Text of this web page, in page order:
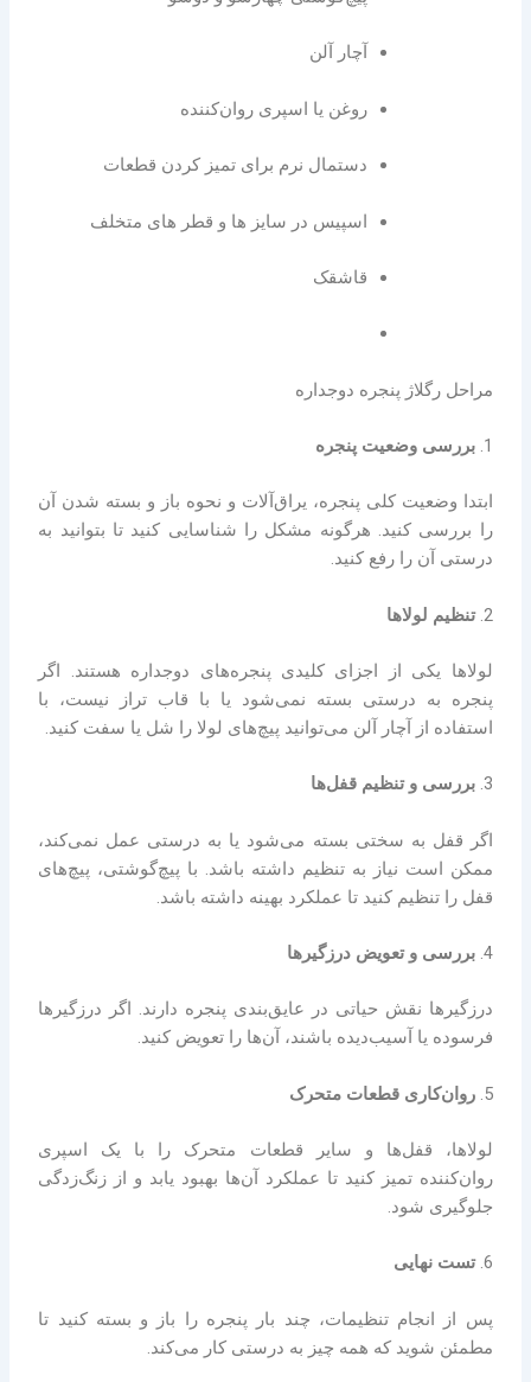
آچار آلن
روغن یا اسپری روان‌کننده
دستمال نرم برای تمیز کردن قطعات
اسپیس در سایز ها و قطر های متخلف
قاشقک
مراحل رگلاژ پنجره دوجداره
1. بررسی وضعیت پنجره
ابتدا وضعیت کلی پنجره، یراق‌آلات و نحوه باز و بسته شدن آن
را بررسی کنید. هرگونه مشکل را شناسایی کنید تا بتوانید به
درستی آن را رفع کنید.
2. تنظیم لولاها
لولاها یکی از اجزای کلیدی پنجره‌های دوجداره هستند. اگر
پنجره به درستی بسته نمی‌شود یا با قاب تراز نیست، با
استفاده از آچار آلن می‌توانید پیچ‌های لولا را شل یا سفت کنید.
3. بررسی و تنظیم قفل‌ها
اگر قفل به سختی بسته می‌شود یا به درستی عمل نمی‌کند،
ممکن است نیاز به تنظیم داشته باشد. با پیچ‌گوشتی، پیچ‌های
قفل را تنظیم کنید تا عملکرد بهینه داشته باشد.
4. بررسی و تعویض درزگیرها
درزگیرها نقش حیاتی در عایق‌بندی پنجره دارند. اگر درزگیرها
فرسوده یا آسیب‌دیده باشند، آن‌ها را تعویض کنید.
5. روان‌کاری قطعات متحرک
لولاها، قفل‌ها و سایر قطعات متحرک را با یک اسپری
روان‌کننده تمیز کنید تا عملکرد آن‌ها بهبود یابد و از زنگ‌زدگی
جلوگیری شود.
6. تست نهایی
پس از انجام تنظیمات، چند بار پنجره را باز و بسته کنید تا
مطمئن شوید که همه چیز به درستی کار می‌کند.